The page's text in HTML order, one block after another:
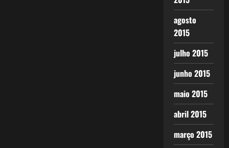
agosto
2015
julho 2015
junho 2015
maio 2015
abril 2015
março 2015